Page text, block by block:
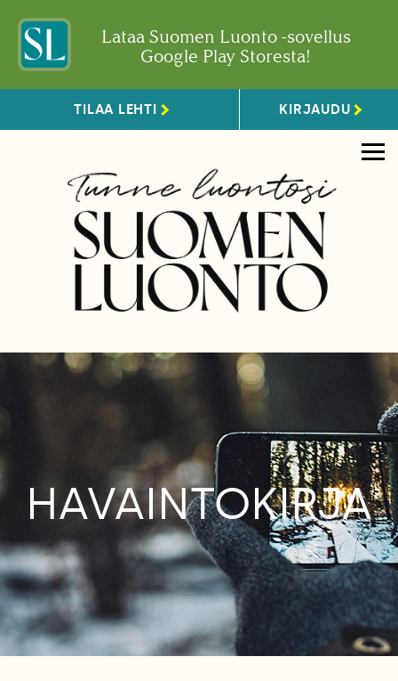
Lataa Suomen Luonto -sovellus
Google Play Storesta!
TILAA LEHTI KIRJAUDU
HAVAINTOKIRJA